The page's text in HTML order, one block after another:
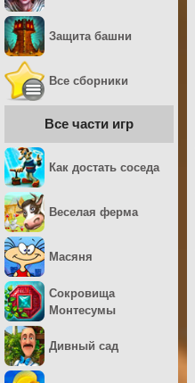
Защита башни
Все сборники
Все части игр
Как достать соседа
Веселая ферма
Масяня
Сокровища
Монтесумы
Дивный сад